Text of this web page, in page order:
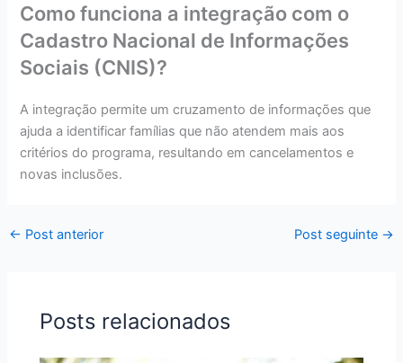
Como funciona a integração com o
Cadastro Nacional de Informações
Sociais (CNIS)?
A integração permite um cruzamento de informações que
ajuda a identificar famílias que não atendem mais aos
critérios do programa, resultando em cancelamentos e
novas inclusões.
← Post anterior Post seguinte →
Posts relacionados